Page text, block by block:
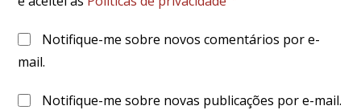
seu
(opcional)
Notifique-me sobre novos comentários por e-
mail.
Notifique-me sobre novas publicações por e-mail.